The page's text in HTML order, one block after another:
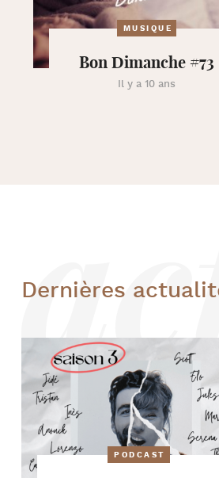
MUSIQUE
Bon Dimanche #73
Il y a 10 ans
Dernières
PODCAST